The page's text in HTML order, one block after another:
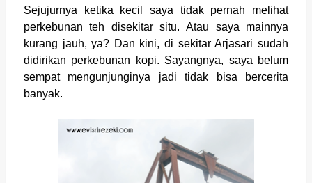
Sejujurnya ketika kecil saya tidak pernah melihat
perkebunan teh disekitar situ. Atau saya mainnya
kurang jauh, ya? Dan kini, di sekitar Arjasari sudah
didirikan perkebunan kopi. Sayangnya, saya belum
sempat mengunjunginya jadi tidak bisa bercerita
banyak.